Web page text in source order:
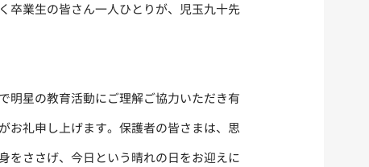
卒業生の皆さん一人ひとりが、児玉九十先
明星の教育活動にご理解ご協力いただき有
お礼申し上げます。保護者の皆さまは、思
をささげ、今日という晴れの日をお迎えに